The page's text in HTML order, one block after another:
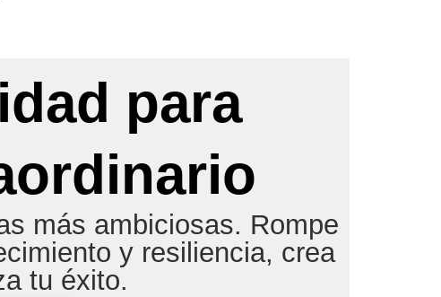
para
más ambiciosas. Rompe
y resiliencia, crea
tu éxito.